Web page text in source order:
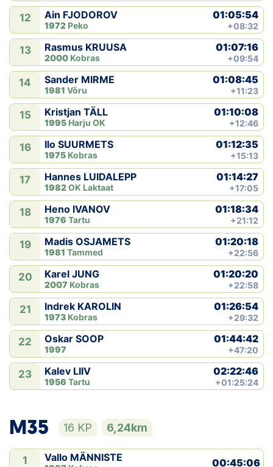
12 Ain FJODOROV
1972 Peko
01:05:54
+08:32
13 Rasmus KRUUSA
2000 Kobras
01:07:16
+09:54
14 Sander MIRME
1981 Võru
01:08:45
+11:23
15 Kristjan TÄLL
1995 Harju OK
01:10:08
+12:46
16 Ilo SUURMETS
1975 Kobras
01:12:35
+15:13
17 Hannes LUIDALEPP
1982OK Laktaat
01:14:27
+17:05
18 Heno IVANOV
1976 Tartu
01:18:34
+21:12
19 Madis OSJAMETS
1981 Tammed
01:20:18
+22:56
20 Karel JUNG
2007 Kobras
01:20:20
+22:58
21 Indrek KAROLIN
1973 Kobras
01:26:54
+29:32
22 Oskar SOOP
1997
01:44:42
+47:20
23 Kalev LIIV
1956 Tartu
02:22:46
+01:25:24
M35 16 KP 6,24km
1 Vallo MÄNNISTE 00:45:06